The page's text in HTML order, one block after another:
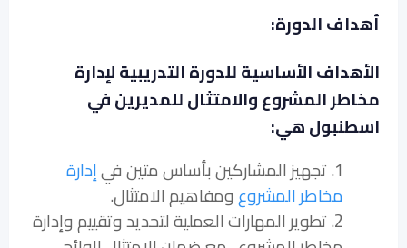
أهداف الدورة:
الأهداف الأساسية للدورة التدريبية لإدارة
مخاطر المشروع والامتثال للمديرين في
اسطنبول هي:
1. تجهيز المشاركين بأساس متين في
إدارة
مخاطر المشروعومفاهيم الامتثال.
2. تطوير المهارات العملية لتحديد وتقييم وإدارة